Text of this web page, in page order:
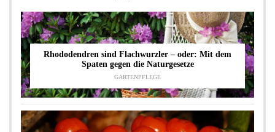
Rhododendren sind Flachwurzler – oder: Mit dem
Spaten gegen die Naturgesetze
GARTENPFLEGE